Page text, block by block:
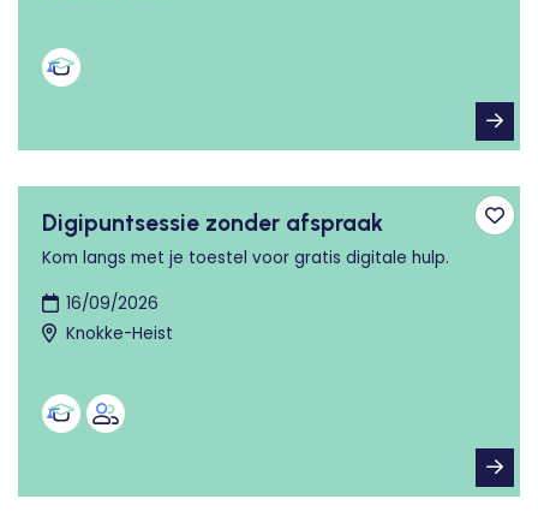
Digipuntsessie zonder afspraak
Kom langs met je toestel voor gratis digitale hulp.
16/09/2026
Knokke-Heist